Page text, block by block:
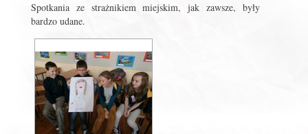
Spotkania ze strażnikiem miejskim, jak zawsze, były
bardzo udane.